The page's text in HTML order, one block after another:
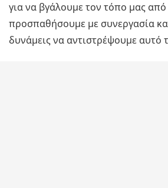
για να βγάλουμε τον τόπο μας από
προσπαθήσουμε με συνεργασία
δυνάμεις να αντιστρέψουμε αυτό